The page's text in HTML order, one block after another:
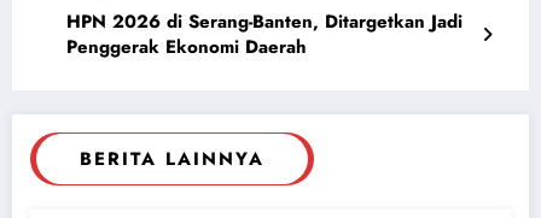
HPN 2026 di Serang-Banten, Ditargetkan Jadi
Penggerak Ekonomi Daerah
BERITA LAINNYA